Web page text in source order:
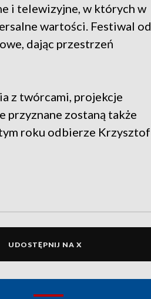
i telewizyjne, w których w
wartości. Festiwal od
dając przestrzeń
z twórcami, projekcje
przyznane zostaną także
roku odbierze Krzysztof
UDOSTĘPNIJ NA X